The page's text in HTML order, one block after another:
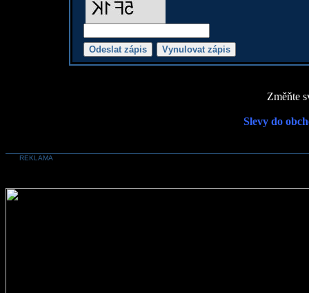
Změňte
Slevy do
REKLAMA